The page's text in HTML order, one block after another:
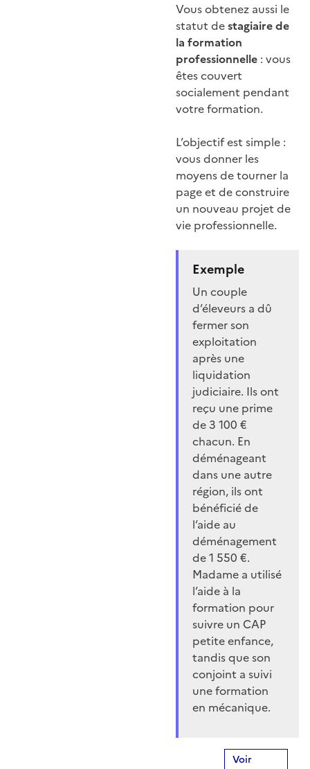
Vous obtenez aussi le
statut destagiaire de
la formation
professionnelle : vous
êtes couvert
socialement pendant
votre formation.
L’objectif est simple :
vous donner les
moyens de tourner la
page et de construire
un nouveau projet de
vie professionnelle.
Exemple
Un couple
d’éleveurs a dû
fermer son
exploitation
après une
liquidation
judiciaire. Ils ont
reçu une prime
de 3 100 €
chacun. En
déménageant
dans une autre
région, ils ont
bénéficié de
l’aide au
déménagement
de 1 550 €.
Madame a utilisé
l’aide à la
formation pour
suivre un CAP
petite enfance,
tandis que son
conjoint a suivi
une formation
en mécanique.
Voir